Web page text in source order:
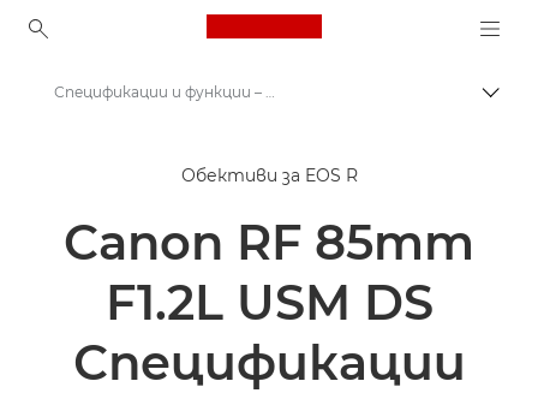
Canon Logo, back to
Обективи за фотоапарат Canon
Canon RF 85mm F1.2L USM DS – обективи RF
Спецификации и функции – RF 85mm F1.2L USM DS
Обективи за EOS R
Canon RF 85mm
F1.2L USM DS
Спецификации